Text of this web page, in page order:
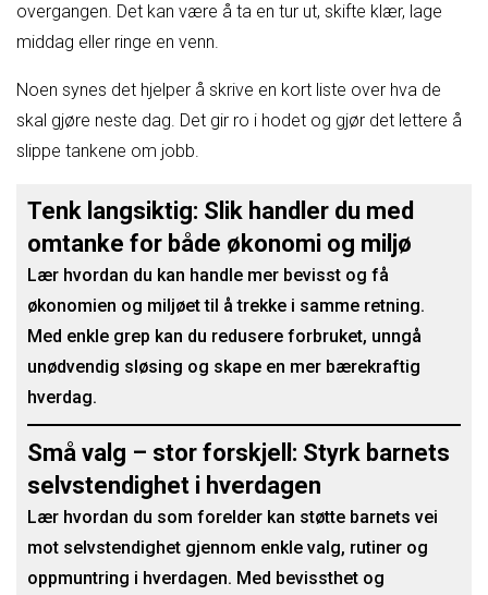
overgangen. Det kan være å ta en tur ut, skifte klær, lage
middag eller ringe en venn.
Noen synes det hjelper å skrive en kort liste over hva de
skal gjøre neste dag. Det gir ro i hodet og gjør det lettere å
slippe tankene om jobb.
Tenk langsiktig: Slik handler du med
omtanke for både økonomi og miljø
Lær hvordan du kan handle mer bevisst og få
økonomien og miljøet til å trekke i samme retning.
Med enkle grep kan du redusere forbruket, unngå
unødvendig sløsing og skape en mer bærekraftig
hverdag.
Små valg – stor forskjell: Styrk barnets
selvstendighet i hverdagen
Lær hvordan du som forelder kan støtte barnets vei
mot selvstendighet gjennom enkle valg, rutiner og
oppmuntring i hverdagen. Med bevissthet og